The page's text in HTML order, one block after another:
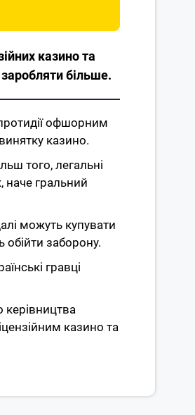
казино та
більше.
офшорним
казино.
того, легальні
наче гральний
можуть купувати
заборону.
гравці
керівництва
казино та